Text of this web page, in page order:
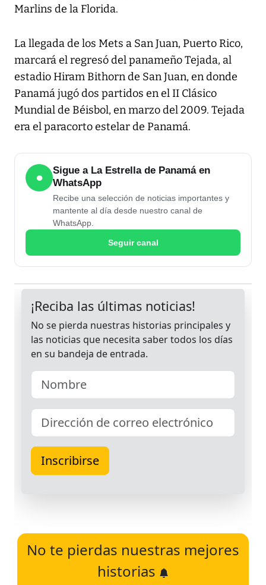
Marlins de la Florida.
La llegada de los Mets a San Juan, Puerto Rico,
marcará el regresó del panameño Tejada, al
estadio Hiram Bithorn de San Juan, en donde
Panamá jugó dos partidos en el II Clásico
Mundial de Béisbol, en marzo del 2009. Tejada
era el paracorto estelar de Panamá.
●
Sigue a La Estrella de Panamá en
WhatsApp
Recibe una selección de noticias importantes y
mantente al día desde nuestro canal de
WhatsApp.
Seguir canal
No te pierdas nuestras mejores
historias